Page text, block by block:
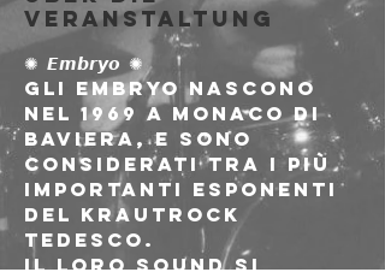
Veranstaltung
✺ 𝙀𝙢𝙗𝙧𝙮𝙤 ✺
Gli Embryo nascono
nel 1969 a Monaco di
Baviera, e sono
considerati tra i più
importanti esponenti
del Krautrock
tedesco.
Il loro sound si